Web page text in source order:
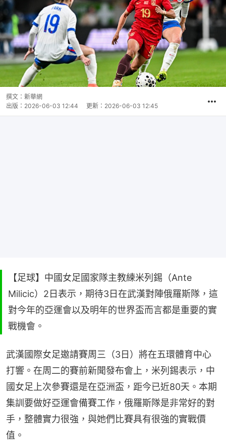
撰文： 新華網
出版： 2026-06-03 12:44 更新： 2026-06-03 12:45
【足球】中國女足國家隊主教練米列錫（Ante
Milicic）2日表示，期待3日在武漢對陣俄羅斯隊，這
對今年的亞運會以及明年的世界盃而言都是重要的實
戰機會。
武漢國際女足邀請賽周三（3日）將在五環體育中心
打響。在周二的賽前新聞發布會上，米列錫表示，中
國女足上次參賽還是在亞洲盃，距今已近80天。本期
集訓要做好亞運會備賽工作，俄羅斯隊是非常好的對
手，整體實力很強，與她們比賽具有很強的實戰價
值。